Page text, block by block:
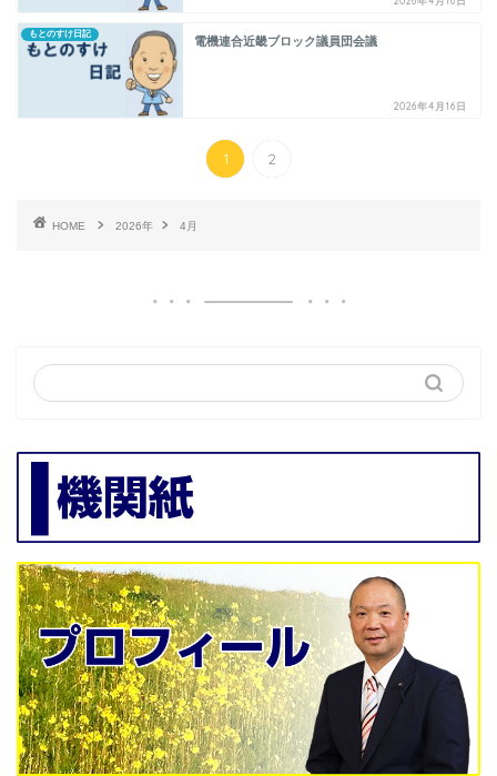
もとのすけ日記
電機連合近畿ブロック議員団会議
2026年4月16日
1 2
HOME 2026年 4月